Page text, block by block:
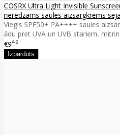
COSRX Ultra Light Invisible
neredzams saules aizsargkrēms
Viegls SPF50+ PA++++ saules
ādu pret UVA un UVB stariem,
€949